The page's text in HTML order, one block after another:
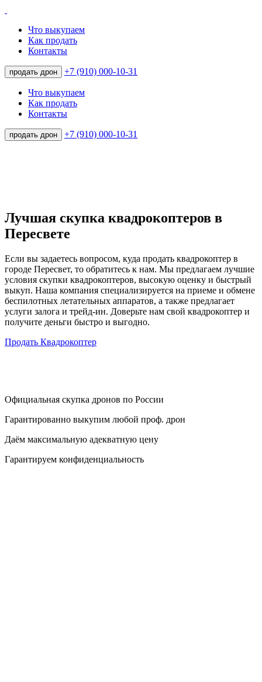
Что выкупаем
Как продать
Контакты
продать дрон +7 (910) 000-10-31
Что выкупаем
Как продать
Контакты
продать дрон +7 (910) 000-10-31
Лучшая скупка квадрокоптеров в
Пересвете
Если вы задаетесь вопросом, куда продать квадрокоптер в
городе Пересвет, то обратитесь к нам. Мы предлагаем лучшие
условия скупки квадрокоптеров, высокую оценку и быстрый
выкуп. Наша компания специализируется на приеме и обмене
беспилотных летательных аппаратов, а также предлагает
услуги залога и трейд-ин. Доверьте нам свой квадрокоптер и
получите деньги быстро и выгодно.
Продать Квадрокоптер
Официальная скупка дронов по России
Гарантированно выкупим любой проф. дрон
Даём максимальную адекватную цену
Гарантируем конфиденциальность